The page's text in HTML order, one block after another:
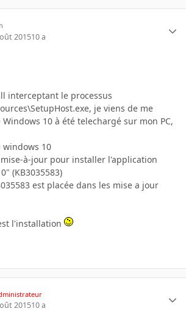
201510 a
interceptant le processus
je viens de me
10 à été telechargé sur mon PC,
windows 10
à-jour pour installer l'application
(KB3035583)
est placée dans les mise a jour
l'installation
201510 a